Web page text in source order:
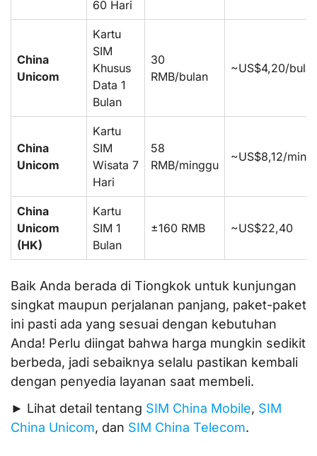
60 Hari
China
Unicom
Kartu
SIM
Khusus
Data 1
Bulan
30
RMB/bulan
~US$4,20/
China
Unicom
Kartu
SIM
Wisata 7
Hari
58
RMB/minggu
~US$8,12/
China
Unicom
(HK)
Kartu
SIM 1
Bulan
±160 RMB ~US$22,40
Baik Anda berada di Tiongkok untuk kunjungan
singkat maupun perjalanan panjang, paket-paket
ini pasti ada yang sesuai dengan kebutuhan
Anda! Perlu diingat bahwa harga mungkin sedikit
berbeda, jadi sebaiknya selalu pastikan kembali
dengan penyedia layanan saat membeli.
► Lihat detail tentang SIM China Mobile, SIM
China Unicom, dan SIM China Telecom.